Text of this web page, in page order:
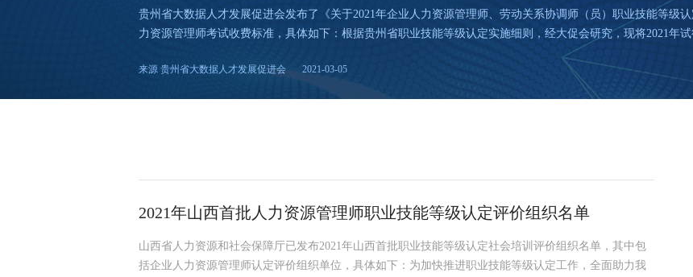
贵州省大数据人才发展促进会发布了《关于2021年企业人力资源管理师、劳动关系协调师（员）职业技能等级
力资源管理师考试收费标准，具体如下：根据贵州省职业技能等级认定实施细则，经大促会研究，现将2021年
来源 贵州省大数据人才发展促进会 2021-03-05
2021年山西首批人力资源管理师职业技能​等级认定评价组织名单
山西省人力资源和社会保障厅已发布2021年山西首批职业技能等级认定社会培训评价组织名单，其中包
括企业人力资源管理师认定评价组织单位，具体如下：为加快推进职业技能等级认定工作，全面助力我